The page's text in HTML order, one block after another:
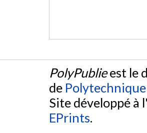
PolyPublieest le
de
Site développé à
EPrints.